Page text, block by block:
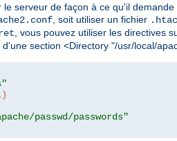
serveur de façon à ce qu'il
, soit utiliser un fichier
, vous pouvez utiliser les directives
section <Directory "/usr/local/
passwd/passwords"